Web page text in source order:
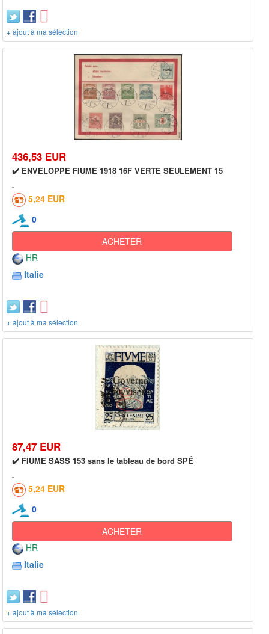
+ ajout à ma sélection
436,53 EUR
✔️ ENVELOPPE FIUME 1918 16F VERTE SEULEMENT 15
5,24 EUR
0
ACHETER
HR
Italie
+ ajout à ma sélection
87,47 EUR
✔️ FIUME SASS 153 sans le tableau de bord SPÉ
5,24 EUR
0
ACHETER
HR
Italie
+ ajout à ma sélection